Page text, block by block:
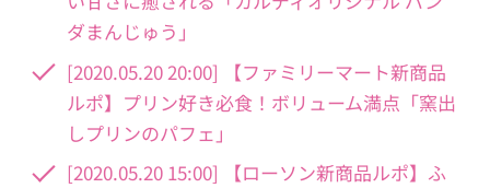
ダまんじゅう」
[2020.05.20 20:00] 【ファミリーマート新商品
ルポ】プリン好き必食！ボリューム満点「窯出
しプリンのパフェ」
[2020.05.20 15:00] 【ローソン新商品ルポ】ふ